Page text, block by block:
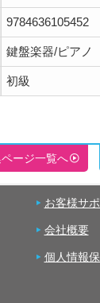
9784636105452
鍵盤楽器/ピアノ
初級
ージ一覧へ
お客様サ
会社概要
個人情報